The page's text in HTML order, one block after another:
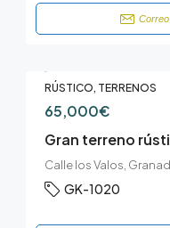
Correo
RÚSTICO, TERRENOS
65,000€
GK-1020